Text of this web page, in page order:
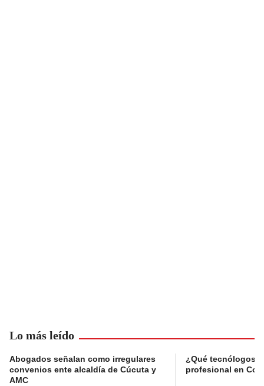
Lo más leído
Abogados señalan como irregulares
convenios ente alcaldía de Cúcuta y
AMC
¿Qué tecnólogos
profesional en